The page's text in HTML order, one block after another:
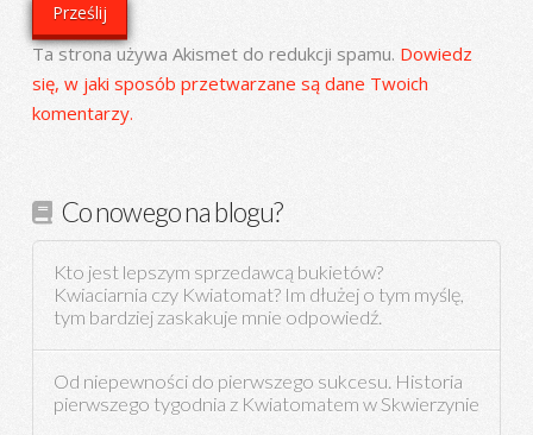
Ta strona używa Akismet do redukcji spamu. Dowiedz
się, w jaki sposób przetwarzane są dane Twoich
komentarzy.
Co nowego na blogu?
Kto jest lepszym sprzedawcą bukietów?
Kwiaciarnia czy Kwiatomat? Im dłużej o tym myślę,
tym bardziej zaskakuje mnie odpowiedź.
Od niepewności do pierwszego sukcesu. Historia
pierwszego tygodnia z Kwiatomatem w Skwierzynie